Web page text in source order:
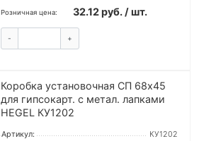
Розничная цена: 32.12 руб. / шт.
- +
Коробка установочная СП 68х45
для гипсокарт. с метал. лапками
HEGEL КУ1202
Артикул:
КУ1202